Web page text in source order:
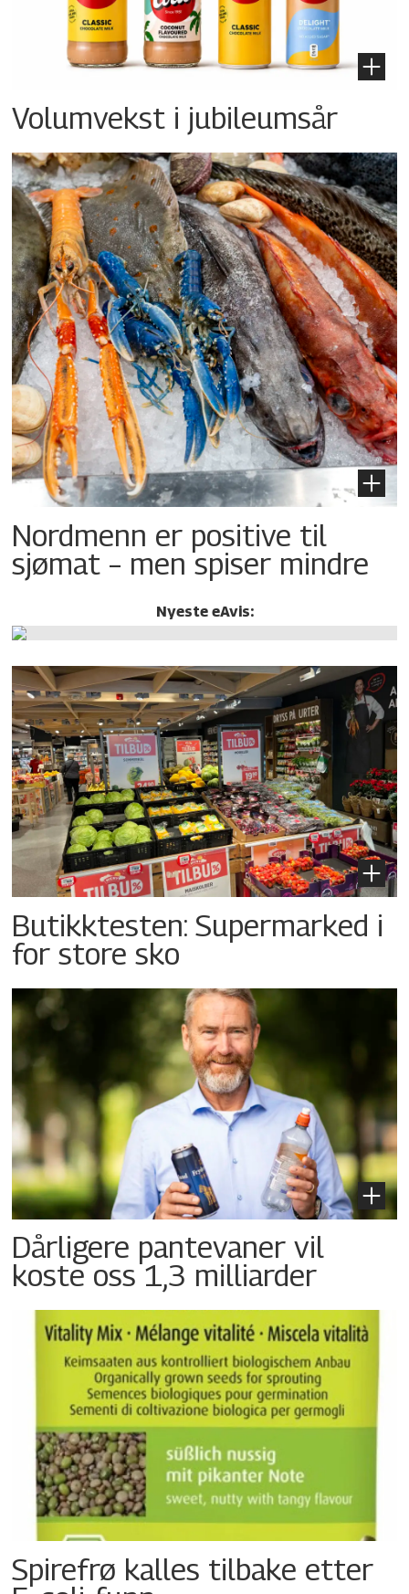
Volumvekst i jubileumsår
Nordmenn er positive til
sjømat – men spiser mindre
Nyeste eAvis:
Butikktesten: Supermarked i
for store sko
Dårligere pantevaner vil
koste oss 1,3 milliarder
Spirefrø kalles tilbake etter